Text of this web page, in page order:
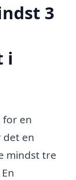
3
i
for en
en
mindst tre